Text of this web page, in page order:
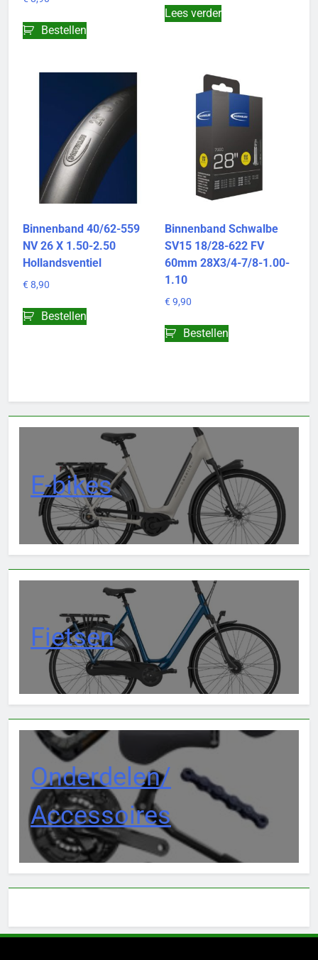
Bestellen
Lees verder
Binnenband 40/62-559
NV 26 X 1.50-2.50
Hollandsventiel
€ 8,90
Bestellen
Binnenband Schwalbe
SV15 18/28-622 FV
60mm 28X3/4-7/8-1.00-
1.10
€ 9,90
Bestellen
E-bikes
Fietsen
Onderdelen/
Accessoires